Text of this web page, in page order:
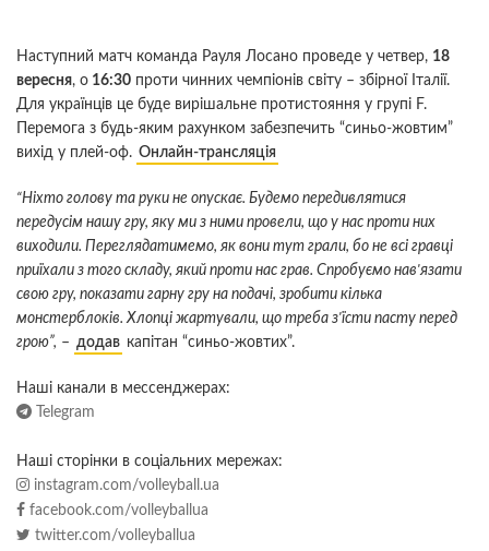
Наступний матч команда Рауля Лосано проведе у четвер, 18
вересня, о 16:30 проти чинних чемпіонів світу – збірної Італії.
Для українців це буде вирішальне протистояння у групі F.
Перемога з будь-яким рахунком забезпечить “синьо-жовтим”
вихід у плей-оф. Онлайн-трансляція
“Ніхто голову та руки не опускає. Будемо передивлятися
передусім нашу гру, яку ми з ними провели, що у нас проти них
виходили. Переглядатимемо, як вони тут грали, бо не всі гравці
приїхали з того складу, який проти нас грав. Спробуємо нав'язати
свою гру, показати гарну гру на подачі, зробити кілька
монстерблоків. Хлопці жартували, що треба з'їсти пасту перед
грою”, – додав капітан “синьо-жовтих”.
Наші канали в мессенджерах:
Telegram
Наші сторінки в соціальних мережах:
instagram.com/volleyball.ua
facebook.com/volleyballua
twitter.com/volleyballua